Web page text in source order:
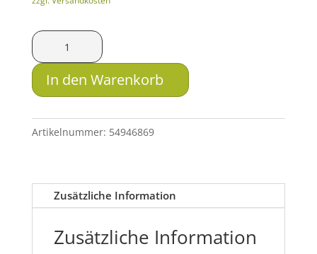
Aimsport
Triton
No.
3i
4i
Menge
In den Warenkorb
Artikelnummer: 54946869
Zusätzliche Information
Zusätzliche Information